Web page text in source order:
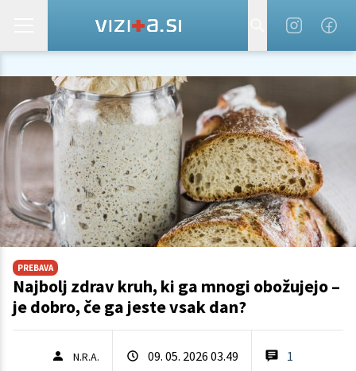
PREBAVA
Najbolj zdrav kruh, ki ga mnogi obožujejo –
je dobro, če ga jeste vsak dan?
N.R.A. 09. 05. 2026 03.49 1